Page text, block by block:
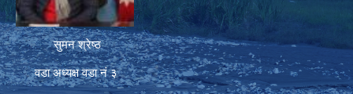
सुमन श्रेष्ठ
वडा अध्यक्ष वडा नं ३